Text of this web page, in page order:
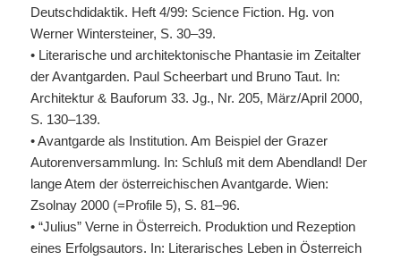
Deutschdidaktik. Heft 4/99: Science Fiction. Hg. von
Werner Wintersteiner, S. 30–39.
• Literarische und architektonische Phantasie im Zeitalter
der Avantgarden. Paul Scheerbart und Bruno Taut. In:
Architektur & Bauforum 33. Jg., Nr. 205, März/April 2000,
S. 130–139.
• Avantgarde als Institution. Am Beispiel der Grazer
Autorenversammlung. In: Schluß mit dem Abendland! Der
lange Atem der österreichischen Avantgarde. Wien:
Zsolnay 2000 (=Profile 5), S. 81–96.
• “Julius” Verne in Österreich. Produktion und Rezeption
eines Erfolgsautors. In: Literarisches Leben in Österreich